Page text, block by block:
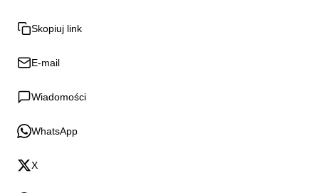
Skopiuj link
E-mail
Wiadomości
WhatsApp
X